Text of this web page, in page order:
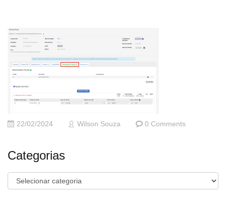
22/02/2024 Wilson Souza 0 Comments
Categorias
Categorias